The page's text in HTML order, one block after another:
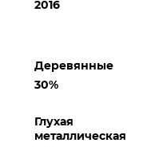
2016
Деревянные
30%
Глухая
металлическая